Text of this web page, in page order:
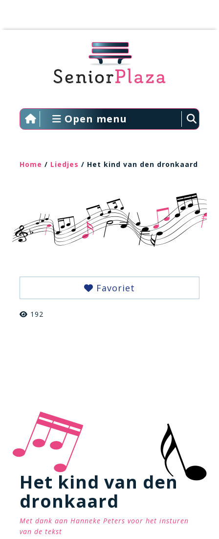
Open menu
Home / Liedjes / Het kind van den dronkaard
Favoriet
192
Het kind van den
dronkaard
Met dank aan Hanneke Peters voor het insturen
van de tekst